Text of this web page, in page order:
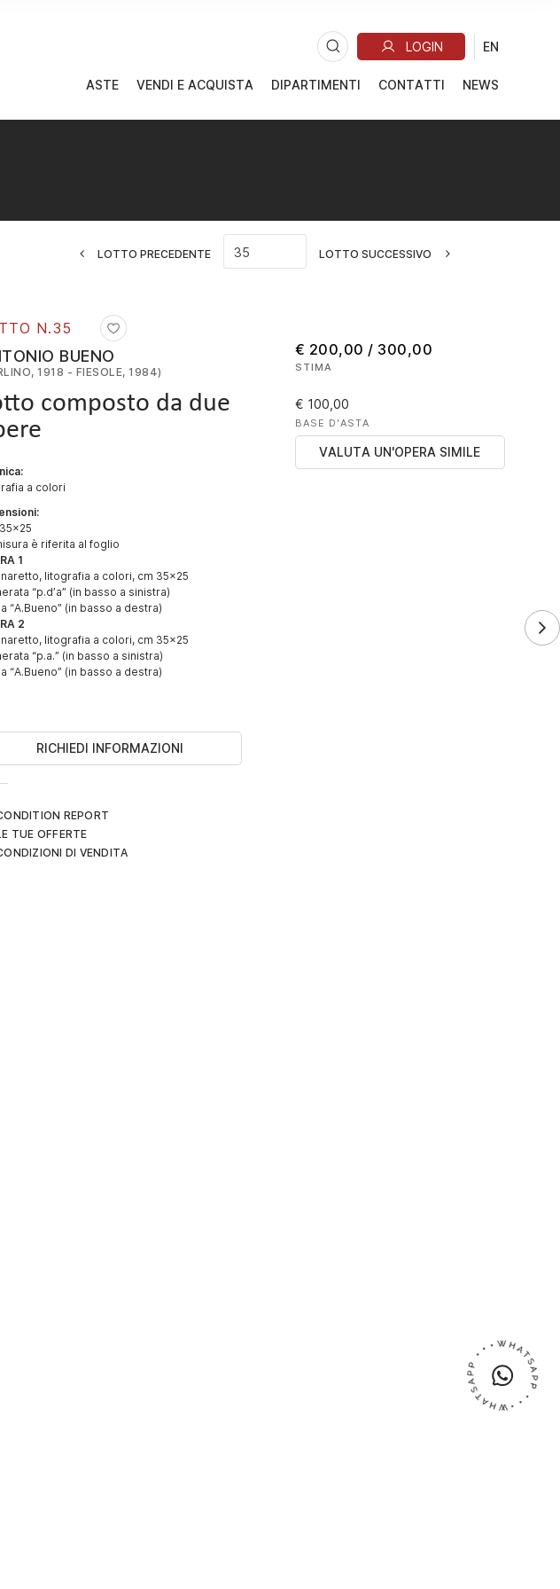
ASTE VENDI E ACQUISTA DIPARTIMENTI CONTATTI NEWS
LOTTO PRECEDENTE LOTTO SUCCESSIVO
N.35
BUENO
1918 - FIESOLE, 1984)
composto da due
a colori
è riferita al foglio
1
litografia a colori, cm 35x25
“p.d’a” (in basso a sinistra)
“A.Bueno” (in basso a destra)
2
litografia a colori, cm 35x25
“p.a.” (in basso a sinistra)
“A.Bueno” (in basso a destra)
RICHIEDI INFORMAZIONI
REPORT
TUE OFFERTE
DI VENDITA
€ 200,00 / 300,00
STIMA
€ 100,00
BASE D'ASTA
VALUTA UN'OPERA SIMILE